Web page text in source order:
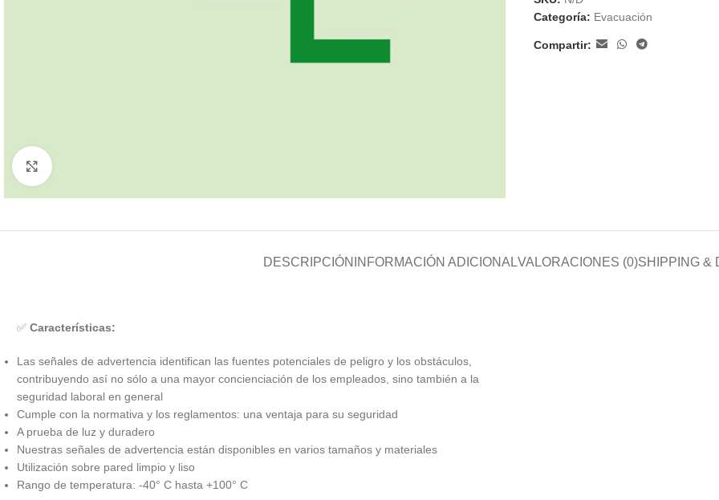
Categoría: Evacuación
Compartir:
DESCRIPCIÓN INFORMACIÓN ADICIONALVALORACIONES (0)SHIPPING &
✅ Características:
Las señales de advertencia identifican las fuentes potenciales de peligro y los obstáculos,
contribuyendo así no sólo a una mayor concienciación de los empleados, sino también a la
seguridad laboral en general
Cumple con la normativa y los reglamentos: una ventaja para su seguridad
A prueba de luz y duradero
Nuestras señales de advertencia están disponibles en varios tamaños y materiales
Utilización sobre pared limpio y liso
Rango de temperatura: -40° C hasta +100° C